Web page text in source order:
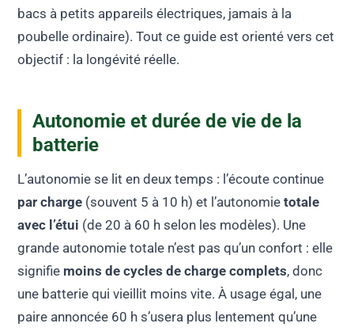
bacs à petits appareils électriques, jamais à la
poubelle ordinaire). Tout ce guide est orienté vers cet
objectif : la longévité réelle.
Autonomie et durée de vie de la
batterie
L’autonomie se lit en deux temps : l’écoute continue
par charge (souvent 5 à 10 h) et l’autonomietotale
avec l’étui (de 20 à 60 h selon les modèles). Une
grande autonomie totale n’est pas qu’un confort : elle
signifie moins de cycles de charge complets, donc
une batterie qui vieillit moins vite. À usage égal, une
paire annoncée 60 h s’usera plus lentement qu’une